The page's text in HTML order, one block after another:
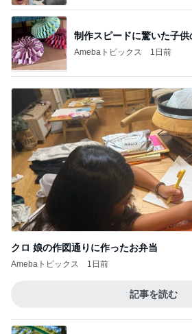
制作スピードに驚いた子供
Amebaトピックス 1日前
クロ 娘の作図通りに作ったお弁当
Amebaトピックス 1日前
記事を読む